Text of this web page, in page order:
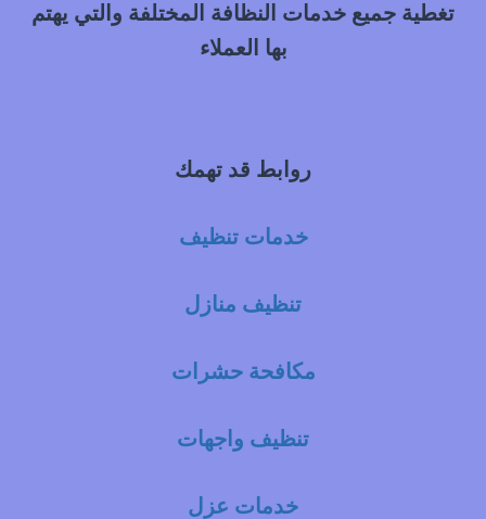
تغطية جميع خدمات النظافة المختلفة والتي يهتم
بها العملاء
روابط قد تهمك
خدمات تنظيف
تنظيف منازل
مكافحة حشرات
تنظيف واجهات
خدمات عزل